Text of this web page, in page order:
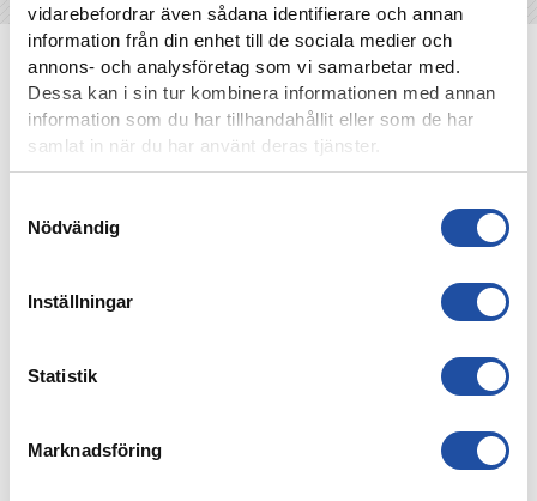
vidarebefordrar även sådana identifierare och annan
information från din enhet till de sociala medier och
annons- och analysföretag som vi samarbetar med.
Dessa kan i sin tur kombinera informationen med annan
information som du har tillhandahållit eller som de har
samlat in när du har använt deras tjänster.
Nödvändig
Inställningar
Statistik
Marknadsföring
NYHETER
ELIAS JEMALS BÄSTA TID PÅ KANTEN – “BARNDOMSDRÖM
ATT FÅ SPELA SÅ HÄR”